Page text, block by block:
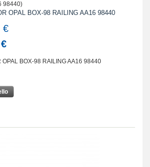
98440)
OPAL BOX-98 RAILING AA16 98440
€
OPAL BOX-98 RAILING AA16 98440